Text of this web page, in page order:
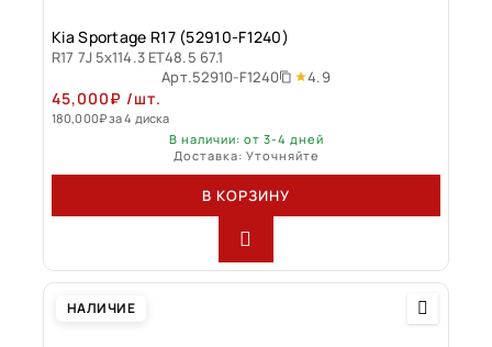
Kia Sportage R17 (52910-F1240)
R17 7J 5x114.3 ET48.5 67.1
Арт.52910-F1240 4.9
45,000₽ /шт.
180,000₽за 4 диска
В наличии: от 3-4 дней
Доставка: Уточняйте
В КОРЗИНУ
НАЛИЧИЕ